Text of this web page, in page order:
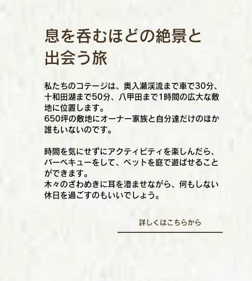
息を呑むほどの絶景と
出会う旅
私たちのコテージは、奥入瀬渓流まで車で30分、
十和田湖まで50分、八甲田まで1時間の広大な敷
地に位置します。
650坪の敷地にオーナー家族と自分達だけのほか
誰もいないのです。
時間を気にせずにアクティビティを楽しんだら、
バーベキューをして、ペットを庭で遊ばせること
ができます。
木々のざわめきに耳を澄ませながら、何もしない
休日を過ごすのもいいでしょう。
詳しくはこちらから